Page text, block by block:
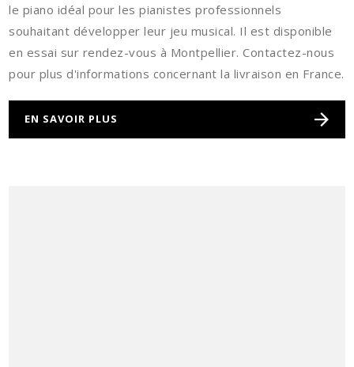
le piano idéal pour les pianistes professionnels
souhaitant développer leur jeu musical. Il est disponible
en essai sur rendez-vous à Montpellier. Contactez-nous
pour plus d'informations concernant la livraison en France.
EN SAVOIR PLUS